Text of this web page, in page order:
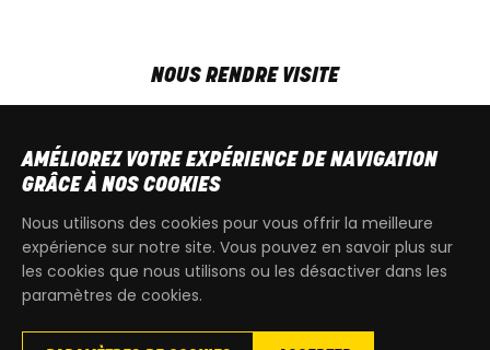
NOUS RENDRE VISITE
SAM9h00 - 13h30
T+32 64 700 970
AMÉLIOREZ VOTRE EXPÉRIENCE DE NAVIGATION
GRÂCE À NOS COOKIES
Nous utilisons des cookies pour vous offrir la meilleure
expérience sur notre site. Vous pouvez en savoir plus sur
les cookies que nous utilisons ou les désactiver dans les
paramètres de cookies.